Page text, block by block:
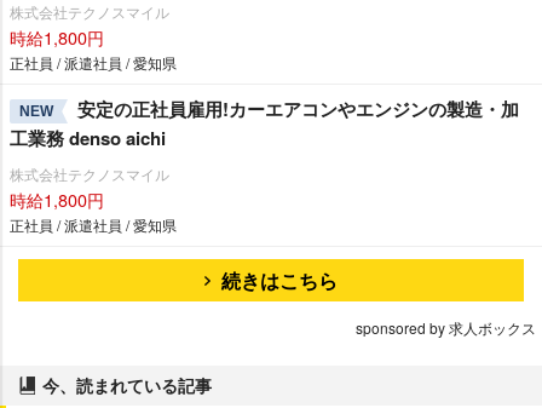
株式会社テクノスマイル
時給1,800円
正社員 / 派遣社員 / 愛知県
NEW
安定の正社員雇用!カーエアコンやエンジンの製造・加
工業務 denso aichi
株式会社テクノスマイル
時給1,800円
正社員 / 派遣社員 / 愛知県
続きはこちら
sponsored by 求人ボックス
今、読まれている記事